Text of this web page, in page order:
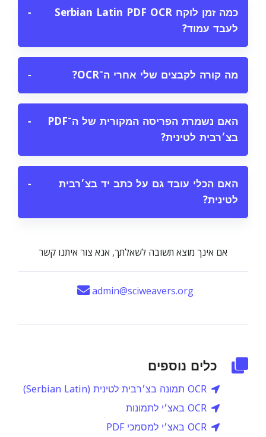
כמה זמן לוקח Serbian Latin PDF OCR
לעבד עמוד?
−
מה קורה לקבצים שלי אחרי ה־OCR? −
האם נשמרת הפריסה המקורית של ה־PDF
בצ׳רבית לטינית?
−
האם הכלי עובד גם על כתב יד בצ׳רבית
לטינית?
−
אם אינך מוצא תשובה לשאלתך, אנא צור איתנו קשר
admin@sciweavers.org
כלים נוספים
OCR תמונה בצ׳רבית לטינית (Serbian Latin)
OCR באצ׳י לתמונות
OCR באצ׳י למסמכי PDF